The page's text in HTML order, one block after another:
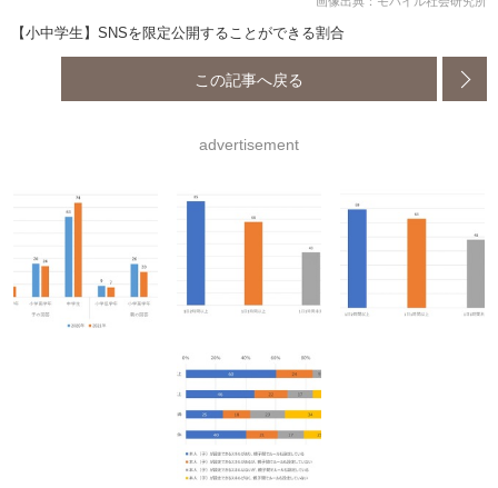
【小中学生】SNSを限定公開することができる割合
この記事へ戻る
advertisement